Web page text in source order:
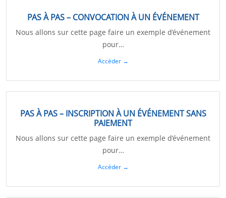
PAS À PAS – CONVOCATION À UN ÉVÉNEMENT
Nous allons sur cette page faire un exemple d’événement
pour…
Accéder →
PAS À PAS – INSCRIPTION À UN ÉVÉNEMENT SANS
PAIEMENT
Nous allons sur cette page faire un exemple d’événement
pour…
Accéder →